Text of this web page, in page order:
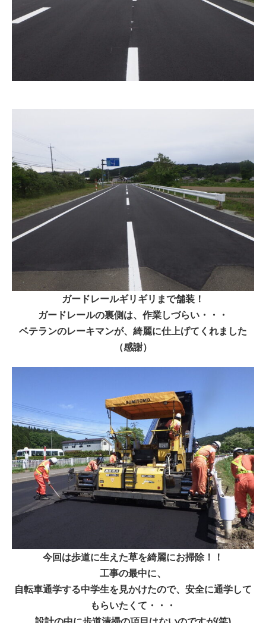
ガードレールギリギリまで舗装！
ガードレールの裏側は、作業しづらい・・・
ベテランのレーキマンが、綺麗に仕上げてくれました
（感謝）
今回は歩道に生えた草を綺麗にお掃除！！
工事の最中に、
自転車通学する中学生を見かけたので、安全に通学して
もらいたくて・・・